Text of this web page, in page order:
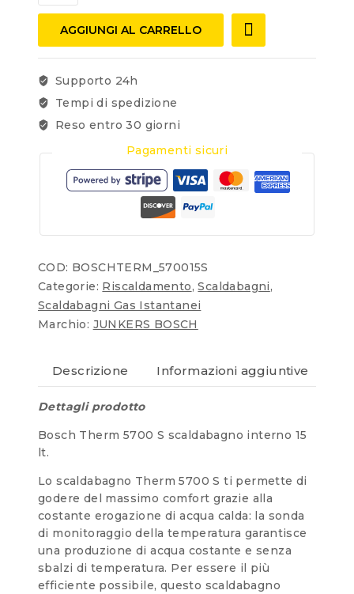
AGGIUNGI AL CARRELLO
Supporto 24h
Tempi di spedizione
Reso entro 30 giorni
Pagamenti sicuri
COD: BOSCHTERM_570015S
Categorie: Riscaldamento,Scaldabagni,
Scaldabagni Gas Istantanei
Marchio: JUNKERS BOSCH
Descrizione Informazioni aggiuntive
Dettagli prodotto
Bosch Therm 5700 S scaldabagno interno 15
lt.
Lo scaldabagno Therm 5700 S ti permette di
godere del massimo comfort grazie alla
costante erogazione di acqua calda: la sonda
di monitoraggio della temperatura garantisce
una produzione di acqua costante e senza
sbalzi di temperatura. Per essere il più
efficiente possibile, questo scaldabagno